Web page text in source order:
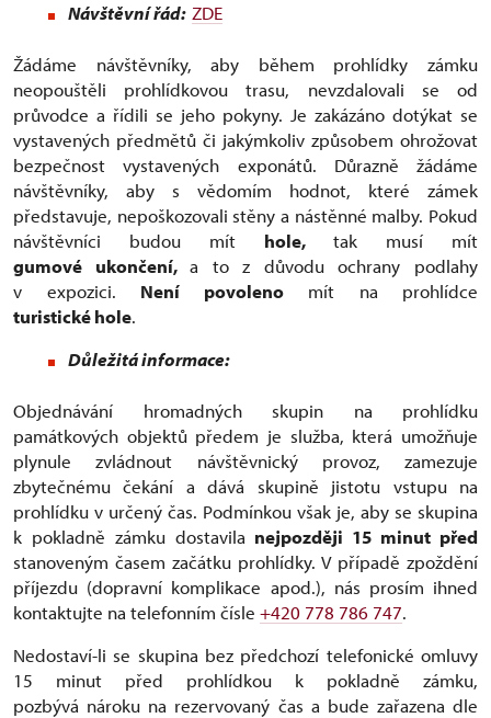
Návštěvní řád: ZDE
Žádáme návštěvníky, aby během prohlídky zámku
neopouštěli prohlídkovou trasu, nevzdalovali se od
průvodce a řídili se jeho pokyny. Je zakázáno dotýkat se
vystavených předmětů či jakýmkoliv způsobem ohrožovat
bezpečnost vystavených exponátů. Důrazně žádáme
návštěvníky, aby s vědomím hodnot, které zámek
představuje, nepoškozovali stěny a nástěnné malby. Pokud
návštěvníci budou mít hole, tak musí mít
gumové ukončení,a to z důvodu ochrany podlahy
v expozici. Není povolenomít na prohlídce
turistické hole.
Důležitá informace:
Objednávání hromadných skupin na prohlídku
památkových objektů předem je služba, která umožňuje
plynule zvládnout návštěvnický provoz, zamezuje
zbytečnému čekání a dává skupině jistotu vstupu na
prohlídku v určený čas. Podmínkou však je, aby se skupina
k pokladně zámku dostavila nejpozději 15 minut před
stanoveným časem začátku prohlídky. V případě zpoždění
příjezdu (dopravní komplikace apod.), nás prosím ihned
kontaktujte na telefonním čísle +420 778 786 747.
Nedostaví-li se skupina bez předchozí telefonické omluvy
15 minut před prohlídkou k pokladně zámku,
pozbývá nároku na rezervovaný čas a bude zařazena dle